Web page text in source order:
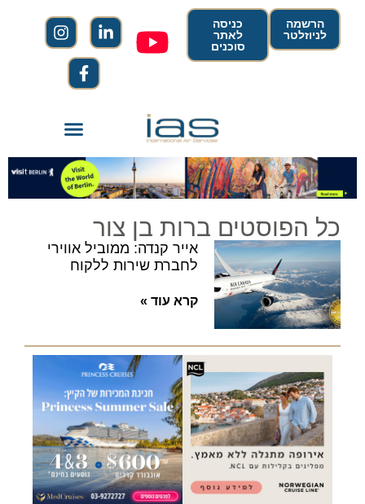
הרשמה
לניוזלטר
כניסה
לאתר
סוכנים
כל הפוסטים ברות בן צור
אייר קנדה: ממוביל אווירי
לחברת שירות ללקוח
קרא עוד »